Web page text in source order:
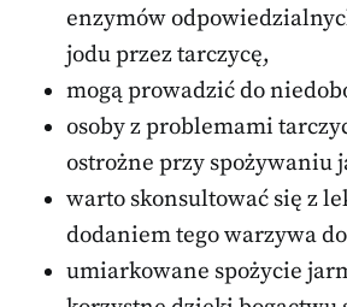
enzymów
jodu przez tarczycę,
mogą prowadzić do
osoby z problemami
ostrożne przy spożywaniu
warto skonsultować się z
dodaniem tego warzywa
umiarkowane spożycie